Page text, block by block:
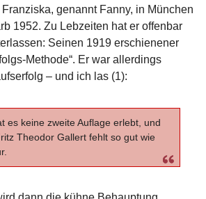
genannt Fanny, in München
1952. Zu Lebzeiten hat er offenbar
Seinen 1919 erschienener
Methode“. Er war allerdings
– und ich las (1):
es keine zweite Auflage erlebt, und
Theodor Gallert fehlt so gut wie